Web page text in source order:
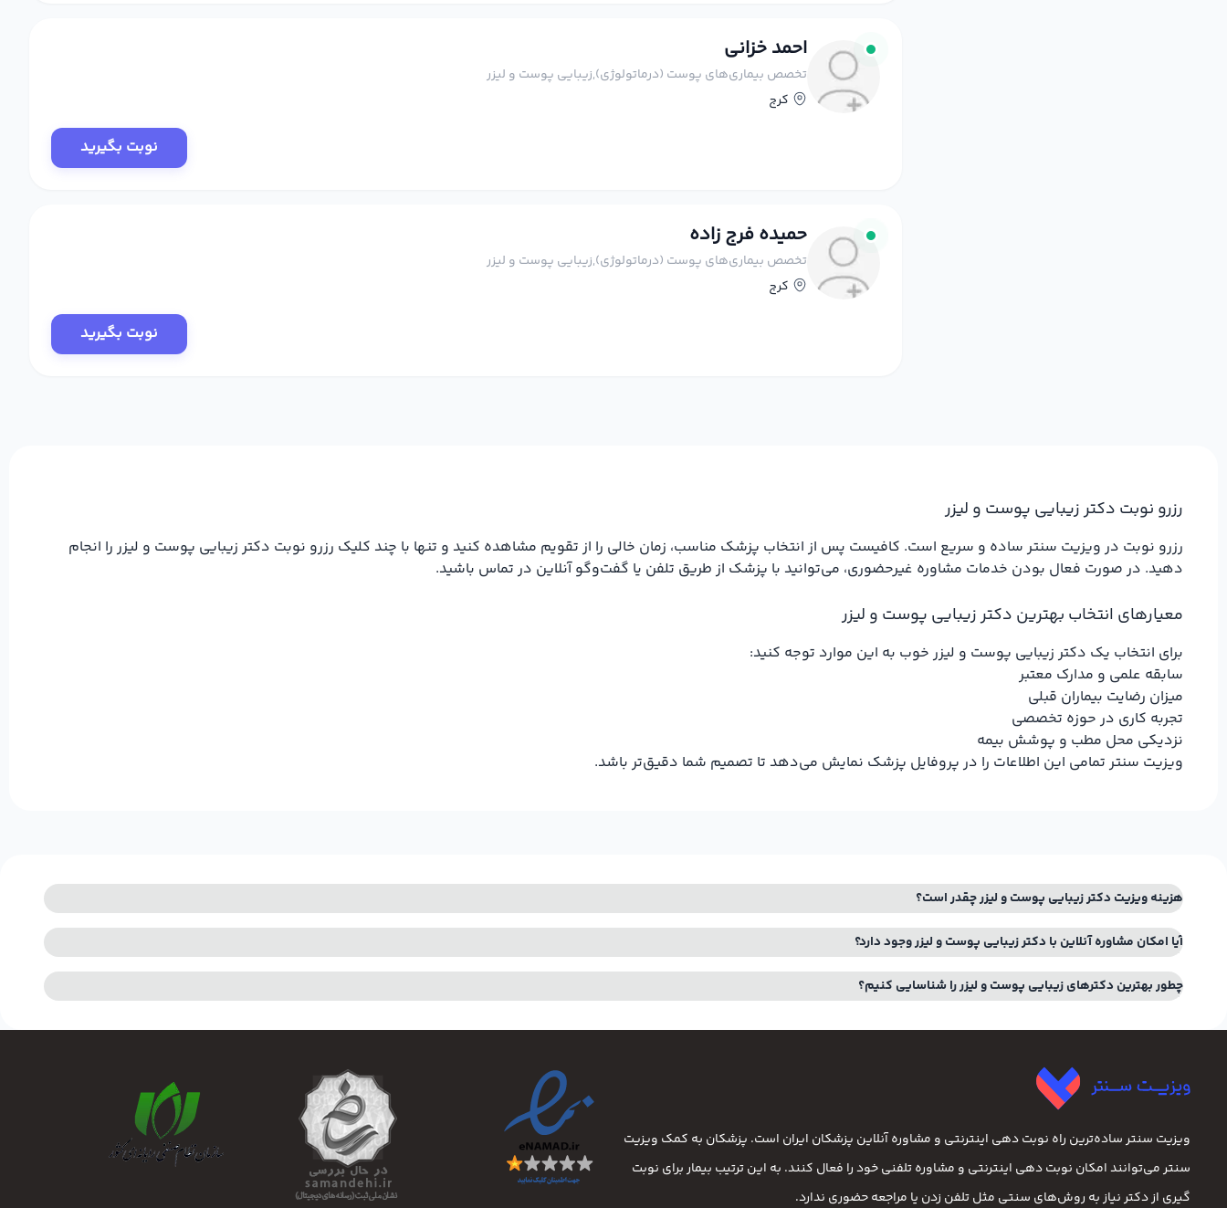
احمد خزانی
تخصص بیماری‌های پوست (درماتولوژی),زيبايي پوست و لیزر
کرج
نوبت بگیرید
حمیده فرج زاده
تخصص بیماری‌های پوست (درماتولوژی),زيبايي پوست و لیزر
کرج
نوبت بگیرید
رزرو نوبت دکتر زيبايي پوست و لیزر
رزرو نوبت در ویزیت سنتر ساده و سریع است. کافیست پس از انتخاب پزشک مناسب، زمان خالی را از تقویم مشاهده کنید و تنها با چند کلیک رزرو نوبت دکتر زيبايي پوست و لیزر را انجام
دهید. در صورت فعال بودن خدمات مشاوره غیرحضوری، می‌توانید با پزشک از طریق تلفن یا گفت‌وگو آنلاین در تماس باشید.
معیارهای انتخاب بهترین دکتر زيبايي پوست و لیزر
برای انتخاب یک دکتر زيبايي پوست و لیزر خوب به این موارد توجه کنید:
سابقه علمی و مدارک معتبر
میزان رضایت بیماران قبلی
تجربه کاری در حوزه تخصصی
نزدیکی محل مطب و پوشش بیمه
ویزیت سنتر تمامی این اطلاعات را در پروفایل پزشک نمایش می‌دهد تا تصمیم شما دقیق‌تر باشد.
هزینه ویزیت دکتر زيبايي پوست و لیزر چقدر است؟
آیا امکان مشاوره آنلاین با دکتر زيبايي پوست و لیزر وجود دارد؟
چطور بهترین دکترهای زيبايي پوست و لیزر را شناسایی کنیم؟
ویزیت سنتر ساده‌ترین راه نوبت‌ دهی اینترنتی و مشاوره آنلاین پزشکان ایران است. پزشکان به کمک ویزیت
سنتر می‌توانند امکان نوبت دهی اینترنتی و مشاوره تلفنی خود را فعال کنند. به این ترتیب بیمار برای نوبت
گیری از دکتر نیاز به روش‌های سنتی مثل تلفن زدن یا مراجعه حضوری ندارد.